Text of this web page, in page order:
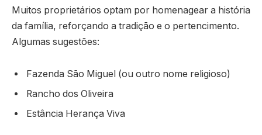
Muitos proprietários optam por homenagear a história
da família, reforçando a tradição e o pertencimento.
Algumas sugestões:
Fazenda São Miguel (ou outro nome religioso)
Rancho dos Oliveira
Estância Herança Viva